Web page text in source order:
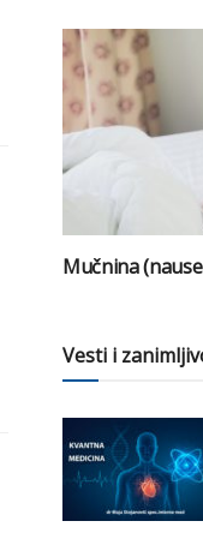
Mučnina
Vesti i